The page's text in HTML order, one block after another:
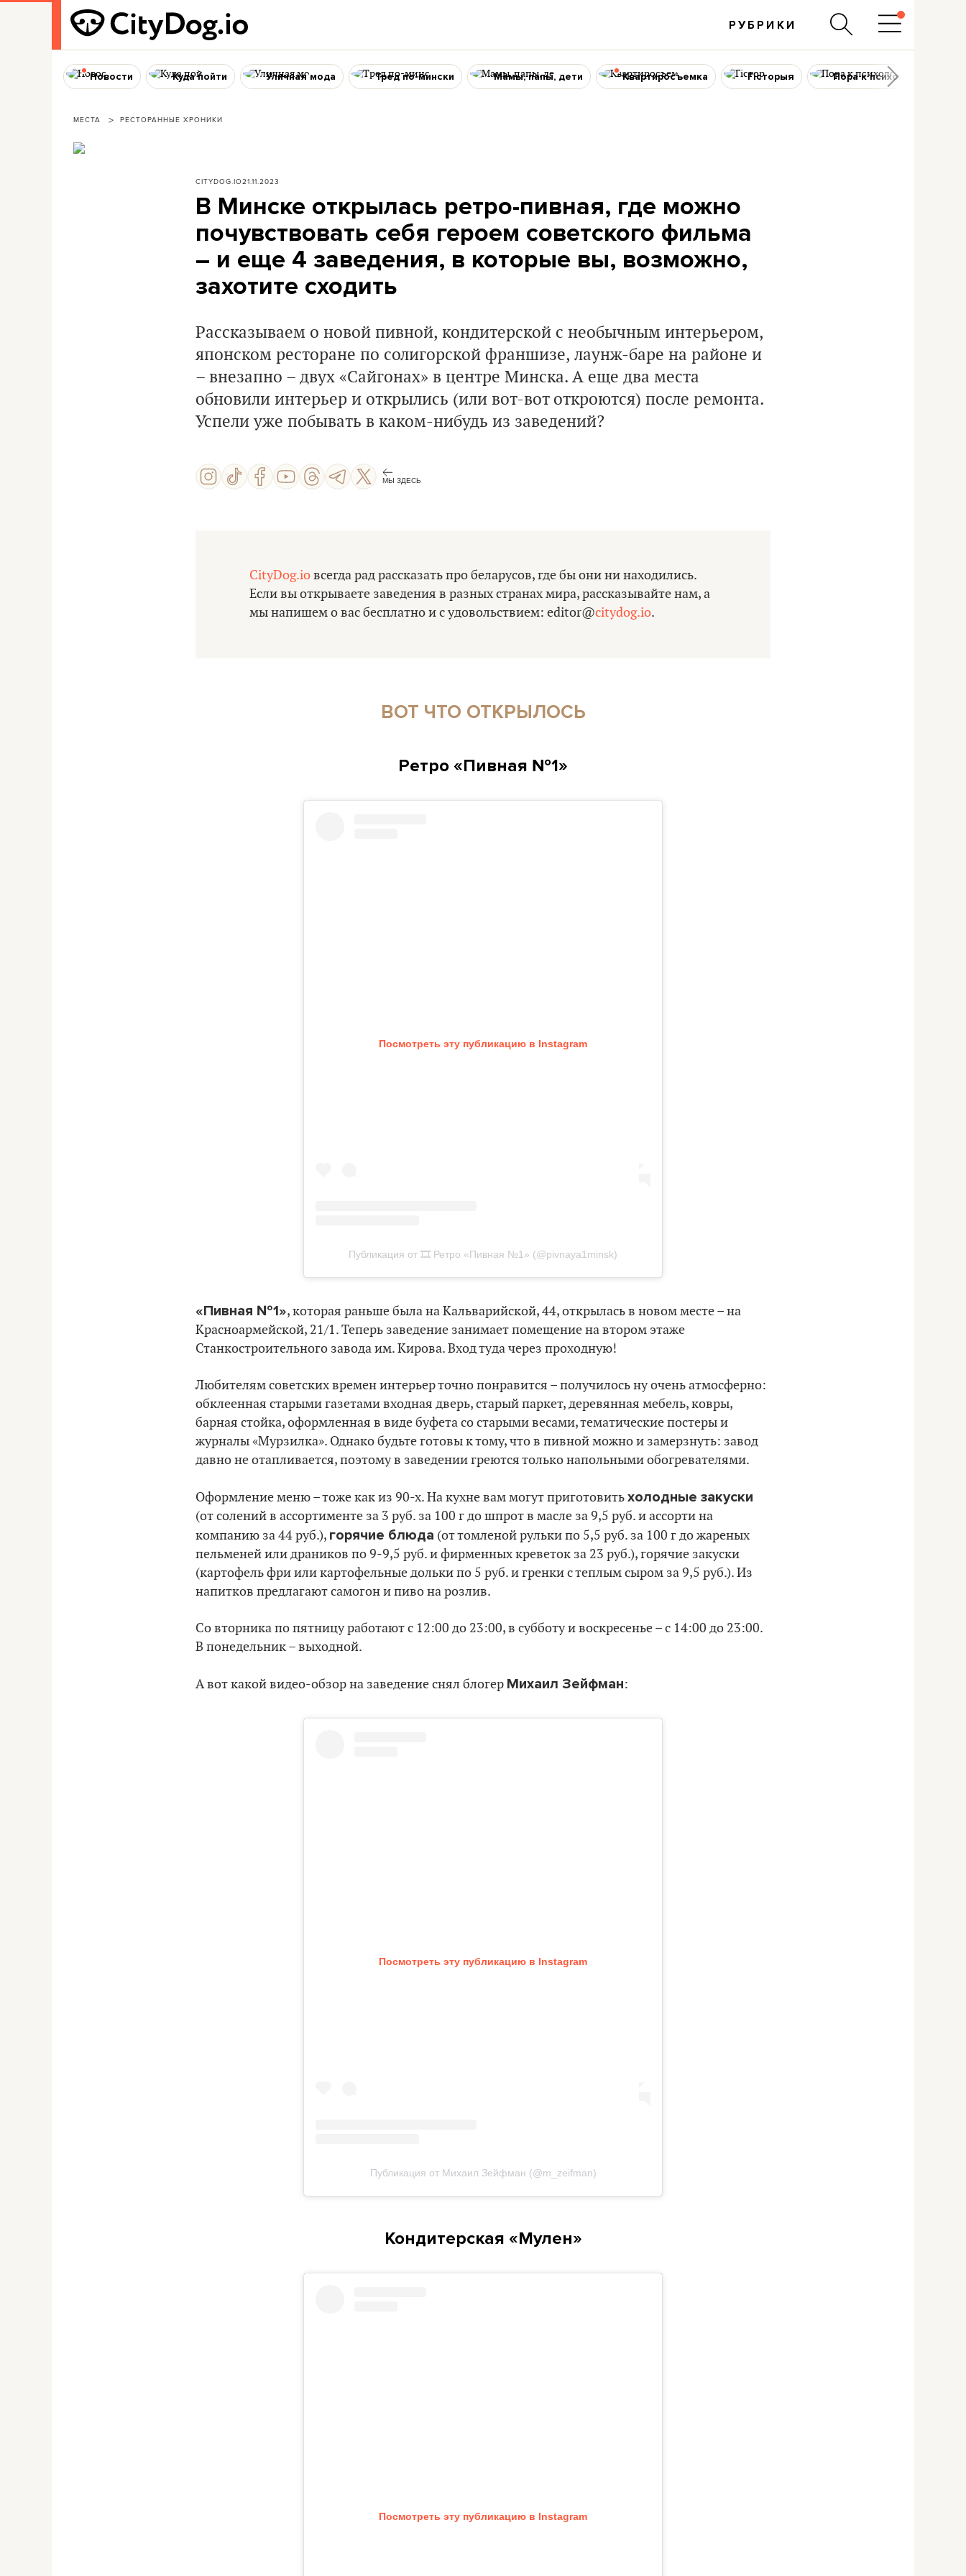
РУБРИКИ
Новости Куда пойти Уличная мода Тред по-мински Мамы, папы, дети Квартиросъемка Гісторыя Пора к психологу
МЕСТА РЕСТОРАННЫЕ ХРОНИКИ
CITYDOG.IO21.11.2023
В Минске открылась ретро-пивная, где можно
почувствовать себя героем советского фильма
– и еще 4 заведения, в которые вы, возможно,
захотите сходить
Рассказываем о новой пивной, кондитерской с необычным интерьером,
японском ресторане по солигорской франшизе, лаунж-баре на районе и
– внезапно – двух «Сайгонах» в центре Минска. А еще два места
обновили интерьер и открылись (или вот-вот откроются) после ремонта.
Успели уже побывать в каком-нибудь из заведений?
МЫ ЗДЕСЬ
CityDog.ioвсегда рад рассказать про беларусов, где бы они ни находились.
Если вы открываете заведения в разных странах мира, рассказывайте нам, а
мы напишем о вас бесплатно и с удовольствием: еditor@citydog.io.
ВОТ ЧТО ОТКРЫЛОСЬ
Ретро «Пивная №1»
Посмотреть эту публикацию в Instagram
Публикация от 🎞️ Ретро «Пивная №1» (@pivnaya1minsk)
«Пивная №1», которая раньше была на Кальварийской, 44, открылась в новом месте – на
Красноармейской, 21/1. Теперь заведение занимает помещение на втором этаже
Станкостроительного завода им. Кирова. Вход туда через проходную!
Любителям советских времен интерьер точно понравится – получилось ну очень атмосферно:
обклеенная старыми газетами входная дверь, старый паркет, деревянная мебель, ковры,
барная стойка, оформленная в виде буфета со старыми весами, тематические постеры и
журналы «Мурзилка». Однако будьте готовы к тому, что в пивной можно и замерзнуть: завод
давно не отапливается, поэтому в заведении греются только напольными обогревателями.
Оформление меню – тоже как из 90-х. На кухне вам могут приготовитьхолодные закуски
(от солений в ассортименте за 3 руб. за 100 г до шпрот в масле за 9,5 руб. и ассорти на
компанию за 44 руб.), горячие блюда (от томленой рульки по 5,5 руб. за 100 г до жареных
пельменей или драников по 9-9,5 руб. и фирменных креветок за 23 руб.), горячие закуски
(картофель фри или картофельные дольки по 5 руб. и гренки с теплым сыром за 9,5 руб.). Из
напитков предлагают самогон и пиво на розлив.
Со вторника по пятницу работают с 12:00 до 23:00, в субботу и воскресенье – с 14:00 до 23:00.
В понедельник – выходной.
А вот какой видео-обзор на заведение снял блогер Михаил Зейфман:
Посмотреть эту публикацию в Instagram
Публикация от Михаил Зейфман (@m_zeifman)
Кондитерская «Мулен»
Посмотреть эту публикацию в Instagram